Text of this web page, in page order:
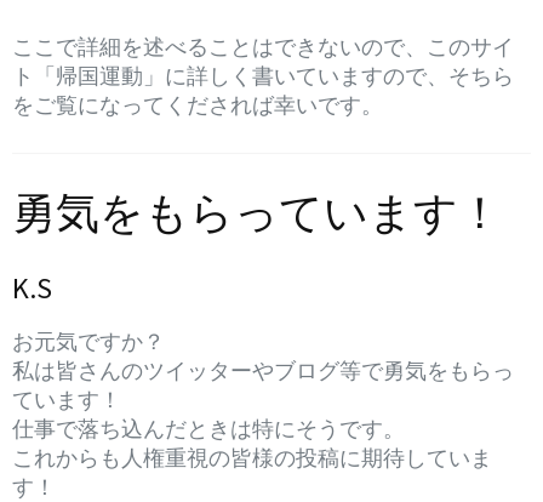
ここで詳細を述べることはできないので、このサイ
ト「帰国運動」に詳しく書いていますので、そちら
をご覧になってくだされば幸いです。
勇気をもらっています！
K.S
お元気ですか？
私は皆さんのツイッターやブログ等で勇気をもらっ
ています！
仕事で落ち込んだときは特にそうです。
これからも人権重視の皆様の投稿に期待していま
す！